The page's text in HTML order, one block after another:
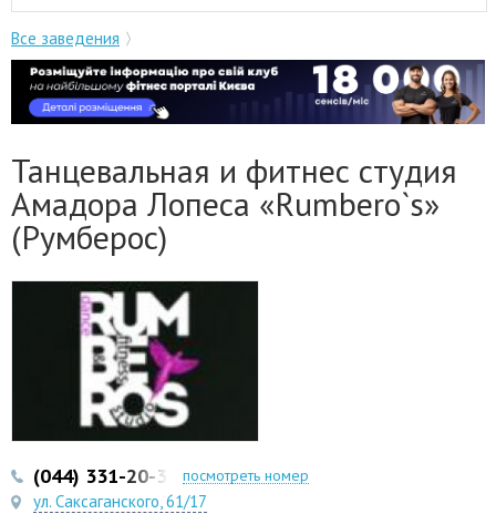
Все заведения
Танцевальная и фитнес студия Амадора Лопеса
«Rumbero`s» (Румберос)
Танцевальная и фитнес студия
Амадора Лопеса «Rumbero`s»
(Румберос)
(044) 331-20-33 (063) 261-05-71
посмотреть номер
ул. Саксаганского, 61/17